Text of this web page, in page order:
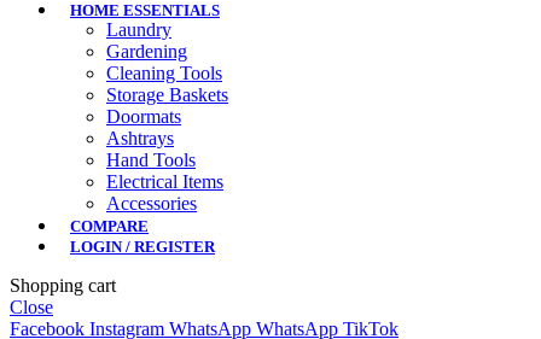
HOME ESSENTIALS
Laundry
Gardening
Cleaning Tools
Storage Baskets
Doormats
Ashtrays
Hand Tools
Electrical Items
Accessories
COMPARE
LOGIN / REGISTER
Shopping cart
Close
Facebook Instagram WhatsApp WhatsApp TikTok